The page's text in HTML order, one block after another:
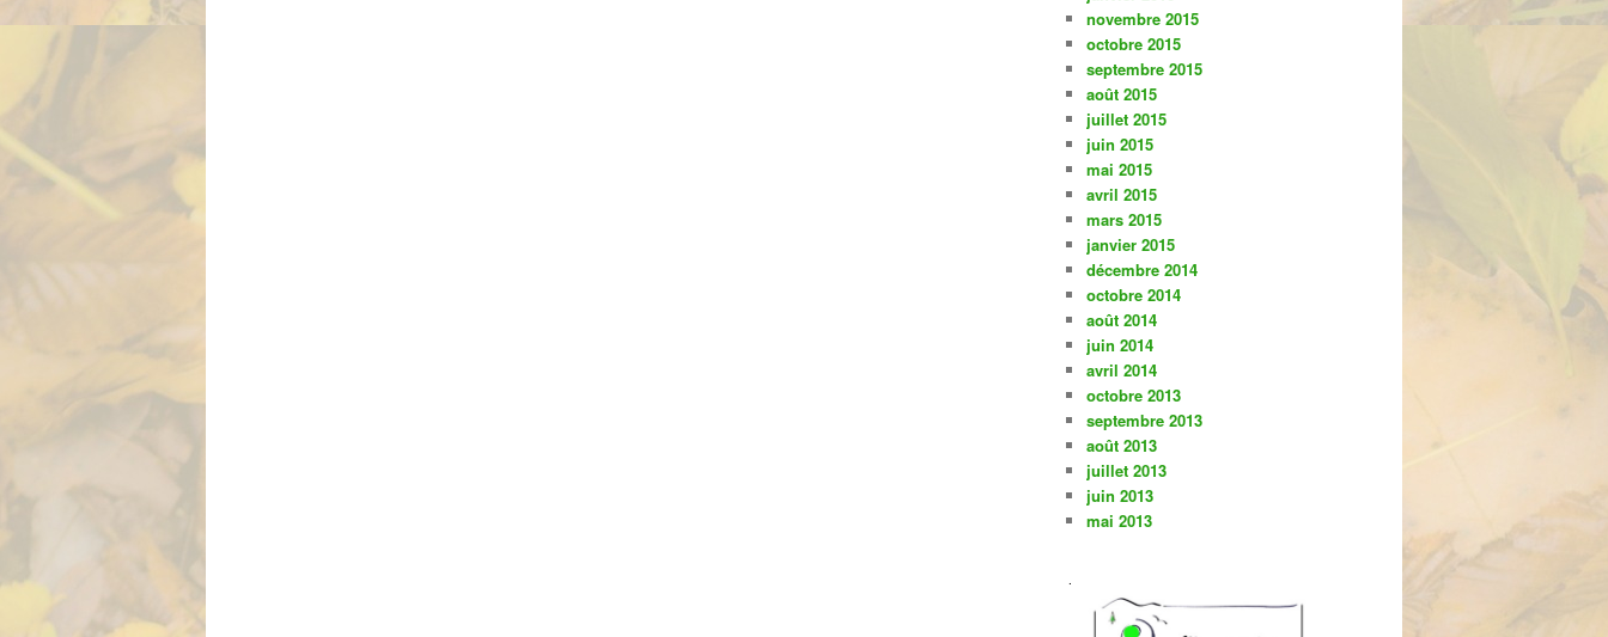
novembre 2015
octobre 2015
septembre 2015
août 2015
juillet 2015
juin 2015
mai 2015
avril 2015
mars 2015
janvier 2015
décembre 2014
octobre 2014
août 2014
juin 2014
avril 2014
octobre 2013
septembre 2013
août 2013
juillet 2013
juin 2013
mai 2013
.